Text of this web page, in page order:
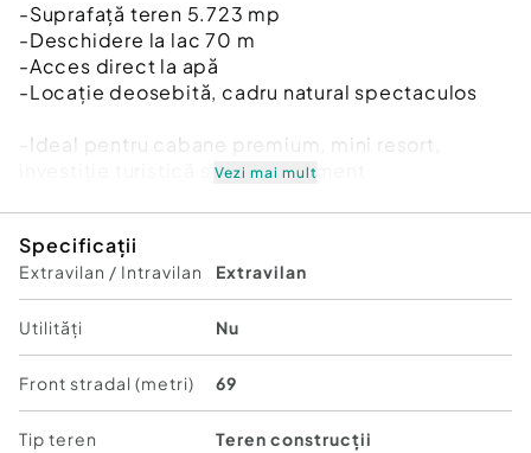
-Suprafață teren 5.723 mp
-Deschidere la lac 70 m
-Acces direct la apă
-Locație deosebită, cadru natural spectaculos
-Ideal pentru cabane premium, mini resort,
investiție turistică sau de agrement
120 €/mp
Un teren cu adevărat special, perfect pentru un
proiect exclusivist la unul dintre cele mai căutate
lacuri.
Cod ofertă / ID BLITZ: P175073
Id intern: P175073
Vezi mai mult
Specificații
Extravilan / Intravilan Extravilan
Utilități Nu
Front stradal (metri) 69
Tip teren Teren construcții